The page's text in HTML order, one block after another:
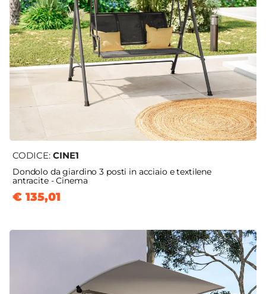
CODICE: CINE1
Dondolo da giardino 3 posti in acciaio e textilene
antracite - Cinema
€ 135,01